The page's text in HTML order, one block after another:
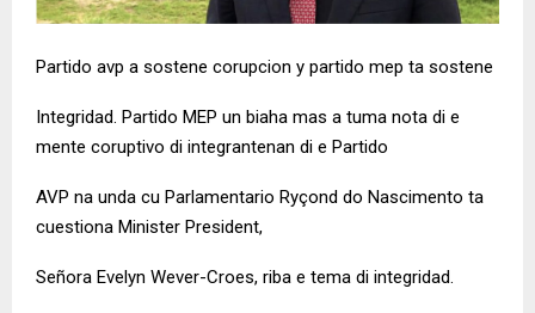
Partido avp a sostene corupcion y partido mep ta sostene
Integridad. Partido MEP un biaha mas a tuma nota di e
mente coruptivo di integrantenan di e Partido
AVP na unda cu Parlamentario Ryçond do Nascimento ta
cuestiona Minister President,
Señora Evelyn Wever-Croes, riba e tema di integridad.